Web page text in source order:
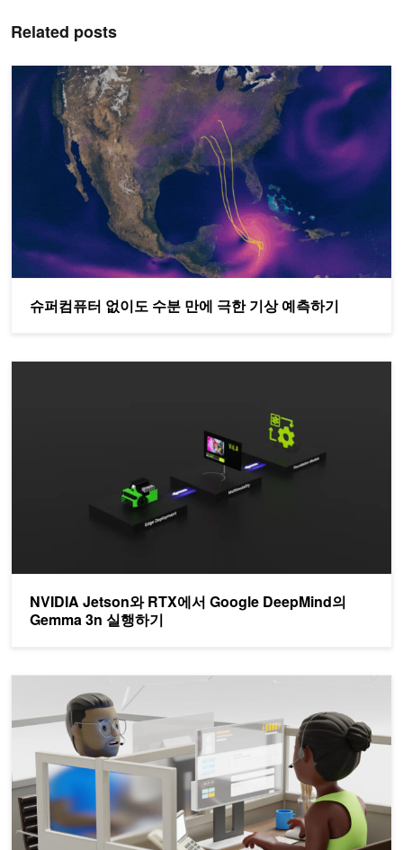
Related posts
슈퍼컴퓨터 없이도 수분 만에 극한 기상 예측하기
슈퍼컴퓨터 없이도 수분 만에 극한 기상 예측하기
NVIDIA Jetson와 RTX에서 Google DeepMind의
Gemma 3n 실행하기